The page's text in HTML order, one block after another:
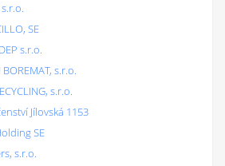
SE
s.r.o.
BOREMAT, s.r.o.
s.r.o.
Jílovská 1153
SE
s.r.o.